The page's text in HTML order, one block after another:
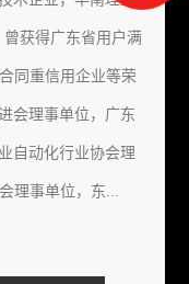
曾获得广东省用户满
同重信用企业等荣
会理事单位，广东
自动化行业协会理
理事单位，东...